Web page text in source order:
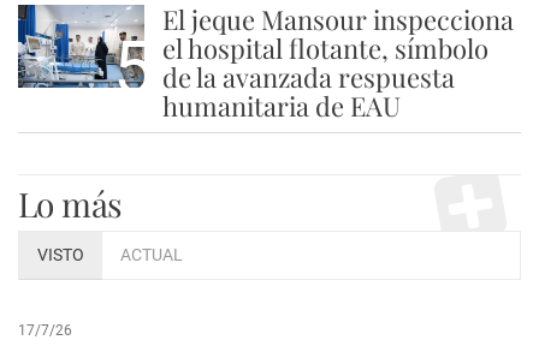
5
El jeque Mansour inspecciona
el hospital flotante, símbolo
de la avanzada respuesta
humanitaria de EAU
Lo más
VISTO ACTUAL
17/7/26